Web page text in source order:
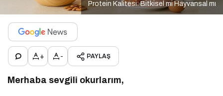
Protein Kalitesi: Bitkisel mi Hayvansal mı
+ - PAYLAŞ
Merhaba sevgili okurlarım,